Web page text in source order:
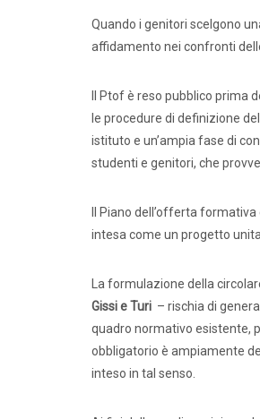
Quando i genitori scelgono
affidamento nei confronti
Il Ptof è reso pubblico prima
le procedure di definizione
istituto e un’ampia fase di
studenti e genitori, che
Il Piano dell’offerta
intesa come un progetto
La formulazione della
Gissi e Turi – rischia di
quadro normativo esistente,
obbligatorio è ampiamente
inteso in tal senso.